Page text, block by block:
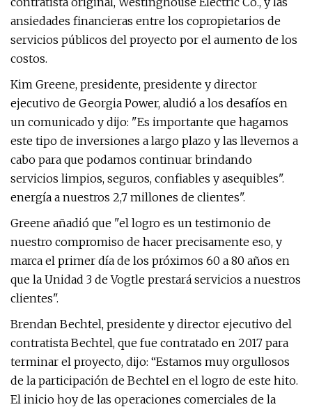
ansiedades financieras entre los copropietarios de
servicios públicos del proyecto por el aumento de los
costos.
Kim Greene, presidente, presidente y director
ejecutivo de Georgia Power, aludió a los desafíos en
un comunicado y dijo: "Es importante que hagamos
este tipo de inversiones a largo plazo y las llevemos a
cabo para que podamos continuar brindando
servicios limpios, seguros, confiables y asequibles".
energía a nuestros 2,7 millones de clientes".
Greene añadió que "el logro es un testimonio de
nuestro compromiso de hacer precisamente eso, y
marca el primer día de los próximos 60 a 80 años en
que la Unidad 3 de Vogtle prestará servicios a nuestros
clientes".
Brendan Bechtel, presidente y director ejecutivo del
contratista Bechtel, que fue contratado en 2017 para
terminar el proyecto, dijo: “Estamos muy orgullosos
de la participación de Bechtel en el logro de este hito.
El inicio hoy de las operaciones comerciales de la